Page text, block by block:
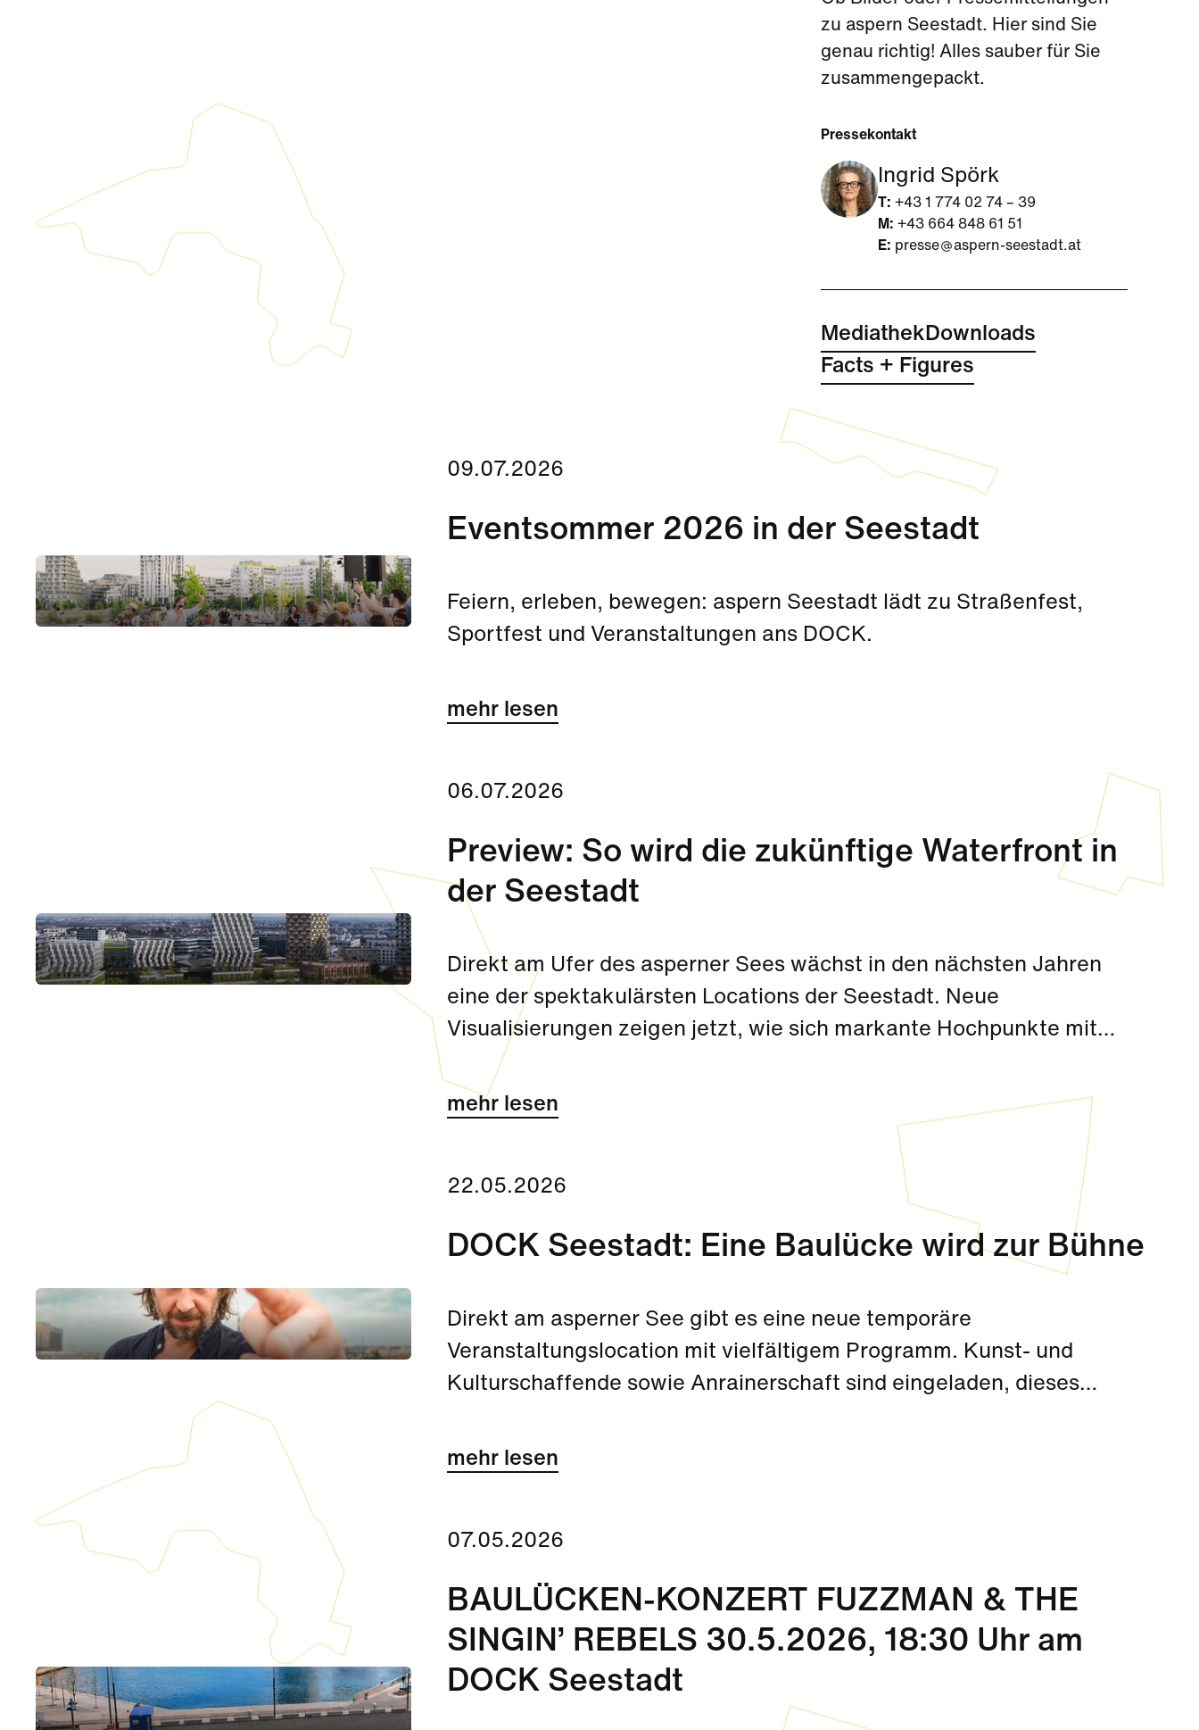
zu aspern Seestadt. Hier sind Sie
genau richtig! Alles sauber für Sie
zusammengepackt.
Pressekontakt
Ingrid Spörk
T: +43 1 774 02 74 – 39
M: +43 664 848 61 51
E: presse aspern-seestadt.at
MediathekDownloads
Facts + Figures
09.07.2026
Eventsommer 2026 in der Seestadt
Feiern, erleben, bewegen: aspern Seestadt lädt zu Straßenfest,
Sportfest und Veranstaltungen ans DOCK.
mehr lesen
06.07.2026
Preview: So wird die zukünftige Waterfront in
der Seestadt
Direkt am Ufer des asperner Sees wächst in den nächsten Jahren
eine der spektakulärsten Locations der Seestadt. Neue
Visualisierungen zeigen jetzt, wie sich markante Hochpunkte mit
Arkaden, Gastgärten und eine Promenade in den kommenden
Jahren zu einem einzigartigen Stadtraum mit internationalem Flair
mehr lesen
22.05.2026
DOCK Seestadt: Eine Baulücke wird zur Bühne
Direkt am asperner See gibt es eine neue temporäre
Veranstaltungslocation mit vielfältigem Programm. Kunst- und
Kulturschaffende sowie Anrainerschaft sind eingeladen, dieses
BAULÜCKEN-KONZERT mit Fuzzman & The Singin´ Rebels am 30.
mehr lesen
07.05.2026
BAULÜCKEN-KONZERT FUZZMAN & THE
SINGIN’ REBELS 30.5.2026, 18:30 Uhr am
DOCK Seestadt